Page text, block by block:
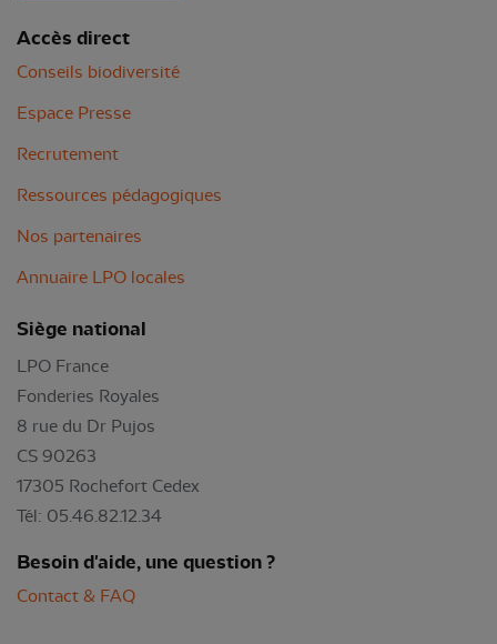
Accès direct
Conseils biodiversité
Espace Presse
Recrutement
Ressources pédagogiques
Nos partenaires
Annuaire LPO locales
Siège national
LPO France
Fonderies Royales
8 rue du Dr Pujos
CS 90263
17305 Rochefort Cedex
Tél: 05.46.82.12.34
Besoin d'aide, une question ?
Contact & FAQ